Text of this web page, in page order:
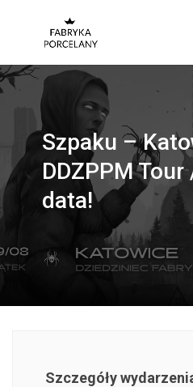
Szpaku –
DDZPPM Tour
data!
Szczegóły